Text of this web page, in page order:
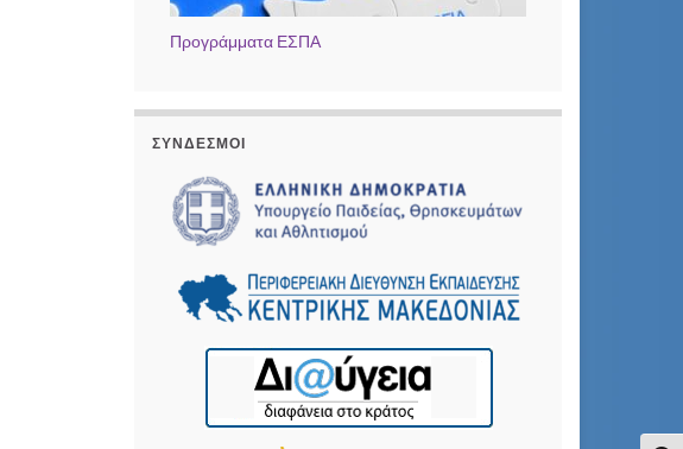
Προγράμματα ΕΣΠΑ
ΣΎΝΔΕΣΜΟΙ